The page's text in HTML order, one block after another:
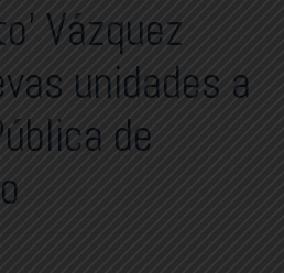
Vázquez
unidades a
de